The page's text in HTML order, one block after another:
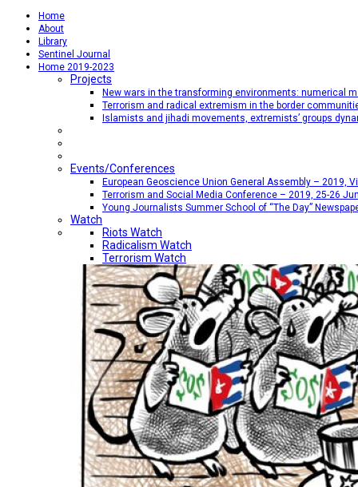
Home
About
Library
Sentinel Journal
Home 2019-2023
Projects
New wars in the transforming environments: numerical
Terrorism and radical extremism in the border
Islamists and jihadi movements, extremists’ groups
Events/Conferences
European Geoscience Union General Assembly – 2019,
Terrorism and Social Media Conference – 2019, 25-26
Young Journalists Summer School of “The Day”
Watch
Riots Watch
Radicalism Watch
Terrorism Watch